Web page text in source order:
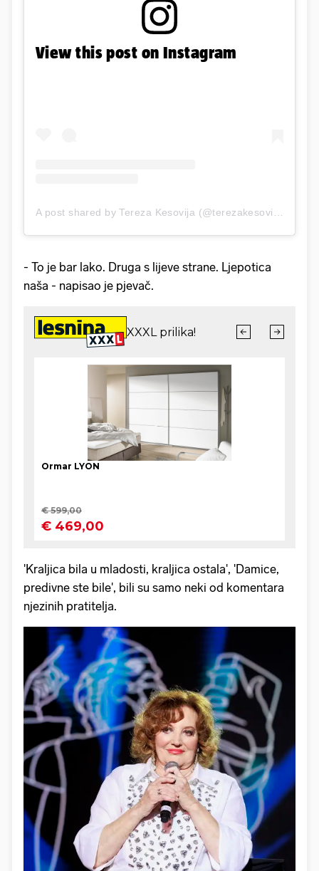
View this post on Instagram
A post shared by Tereza Kesovija (@terezakesovijaofficial)
- To je bar lako. Druga s lijeve strane. Ljepotica
naša - napisao je pjevač.
'Kraljica bila u mladosti, kraljica ostala', 'Damice,
predivne ste bile', bili su samo neki od komentara
njezinih pratitelja.